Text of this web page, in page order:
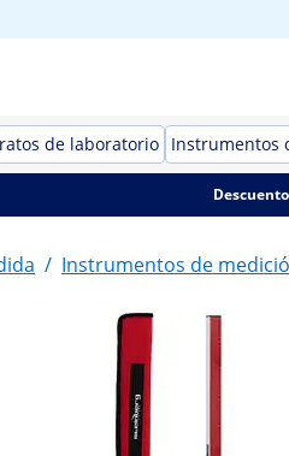
de laboratorio Instrumentos
/ Instrumentos de